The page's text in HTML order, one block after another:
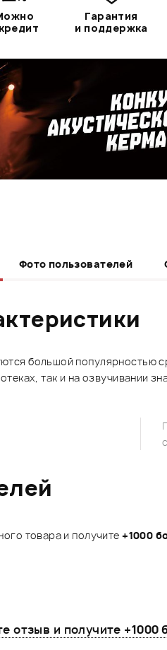
Гарантия
и поддержка
Фото пользователей
большой популярностью
так и на озвучивании
товара и получите+1000
отзыв и получите +1000